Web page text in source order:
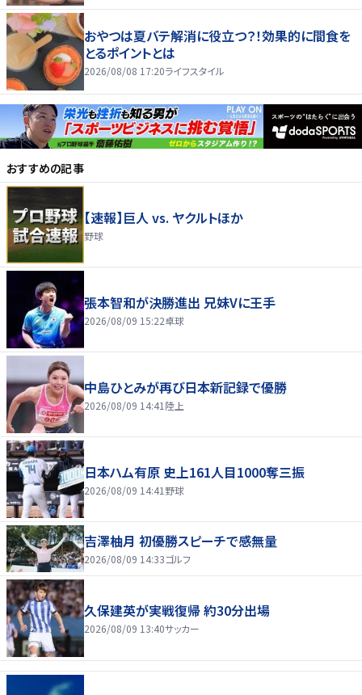
おやつは夏バテ解消に役立つ？！効果的に間食を
とるポイントとは
2026/08/08 17:20ライフスタイル
おすすめの記事
【速報】巨人 vs. ヤクルトほか
野球
張本智和が決勝進出 兄妹Vに王手
2026/08/09 15:22卓球
中島ひとみが再び日本新記録で優勝
2026/08/09 14:41 陸上
日本ハム有原 史上161人目1000奪三振
2026/08/09 14:41 野球
吉澤柚月 初優勝スピーチで感無量
2026/08/09 14:33ゴルフ
久保建英が実戦復帰 約30分出場
2026/08/09 13:40サッカー